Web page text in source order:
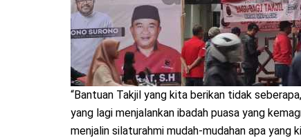
“Bantuan Takjil yang kita berikan tidak
yang lagi menjalankan ibadah puasa yang
menjalin silaturahmi mudah-mudahan apa